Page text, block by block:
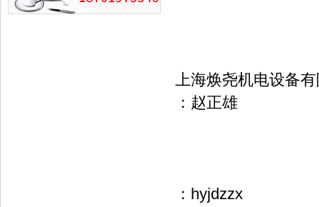
上海焕尧机电设备
：赵正雄
：hyjdzzx